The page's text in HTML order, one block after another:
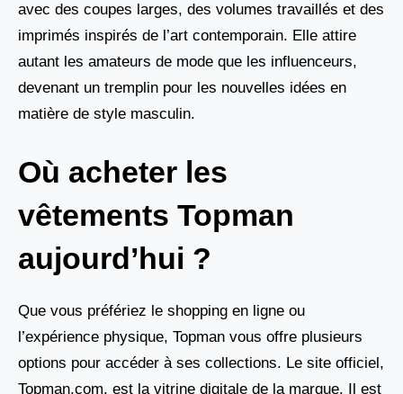
avec des coupes larges, des volumes travaillés et des
imprimés inspirés de l’art contemporain. Elle attire
autant les amateurs de mode que les influenceurs,
devenant un tremplin pour les nouvelles idées en
matière de style masculin.
Où acheter les
vêtements Topman
aujourd’hui ?
Que vous préfériez le shopping en ligne ou
l’expérience physique, Topman vous offre plusieurs
options pour accéder à ses collections. Le site officiel,
Topman.com, est la vitrine digitale de la marque. Il est